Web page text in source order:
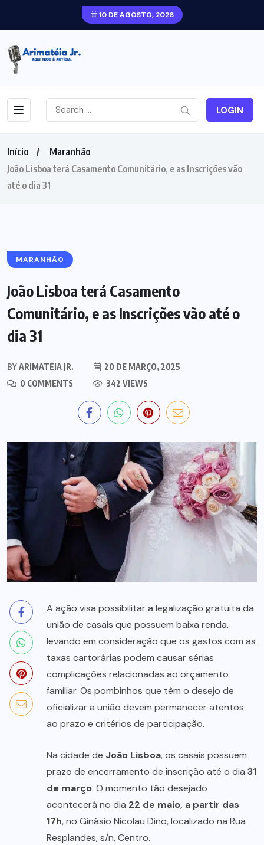
10 DE AGOSTO, 2026
LOGIN
Início
Maranhão
João Lisboa terá Casamento Comunitário, e as Inscrições vão
até o dia 31
MARANHÃO
João Lisboa terá Casamento
Comunitário, e as Inscrições vão até o
dia 31
BYARIMATÉIA JR.
20 DE MARÇO, 2025
0 COMMENTS
342 VIEWS
A ação visa possibilitar a legalização gratuita da
união de casais que possuem baixa renda,
levando em consideração que os gastos com as
taxas cartorárias podem causar sérias
complicações relacionadas ao orçamento
familiar. Os pombinhos que têm o desejo de
oficializar a união devem permanecer atentos
ao prazo e critérios de participação.
Na cidade de João Lisboa, os casais possuem
prazo de encerramento de inscrição até o dia 31
de março. O momento tão desejado
acontecerá no dia 22 de maio, a partir das
17h, no Ginásio Nicolau Dino, localizado na Rua
Resplandes, s/n, Centro.